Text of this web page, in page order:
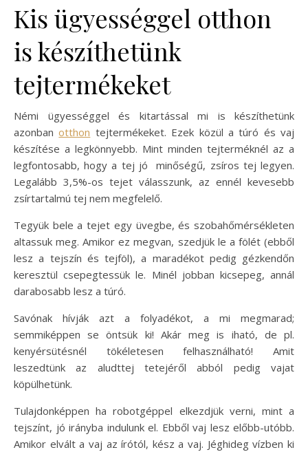
Kis ügyességgel otthon
is készíthetünk
tejtermékeket
Némi ügyességgel és kitartással mi is készíthetünk
azonbanotthon tejtermékeket. Ezek közül a túró és vaj
készítése a legkönnyebb. Mint minden tejterméknél az a
legfontosabb, hogy a tej jó minőségű, zsíros tej legyen.
Legalább 3,5%-os tejet válasszunk, az ennél kevesebb
zsírtartalmú tej nem megfelelő.
Tegyük bele a tejet egy üvegbe, és szobahőmérsékleten
altassuk meg. Amikor ez megvan, szedjük le a fölét (ebből
lesz a tejszín és tejföl), a maradékot pedig gézkendőn
keresztül csepegtessük le. Minél jobban kicsepeg, annál
darabosabb lesz a túró.
Savónak hívják azt a folyadékot, a mi megmarad;
semmiképpen se öntsük ki! Akár meg is iható, de pl.
kenyérsütésnél tökéletesen felhasználható! Amit
leszedtünk az aludttej tetejéről abból pedig vajat
köpülhetünk.
Tulajdonképpen ha robotgéppel elkezdjük verni, mint a
tejszínt, jó irányba indulunk el. Ebből vaj lesz előbb-utóbb.
Amikor elvált a vaj az írótól, kész a vaj. Jéghideg vízben ki